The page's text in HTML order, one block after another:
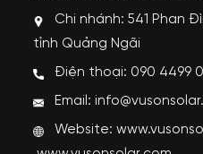
Chi nhánh: 541 Phan
tỉnh Quảng Ngãi
Điện thoại: 090 4499
Email:
Website: